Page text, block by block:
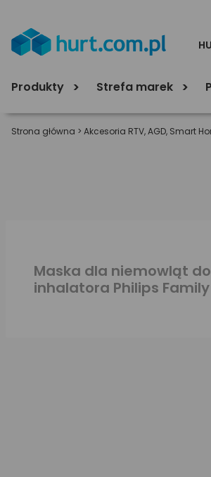
Produkty Strefa marek
Strona główna > Akcesoria RTV, AGD, Smart
Maska dla niemowląt do
inhalatora Philips Family